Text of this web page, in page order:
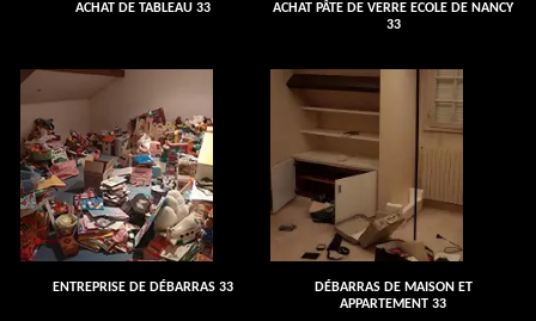
ACHAT DE TABLEAU 33
ACHAT PÂTE DE VERRE ECOLE DE NANCY
33
ENTREPRISE DE DÉBARRAS 33
DÉBARRAS DE MAISON ET
APPARTEMENT 33